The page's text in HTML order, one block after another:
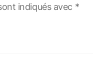
indiqués avec *